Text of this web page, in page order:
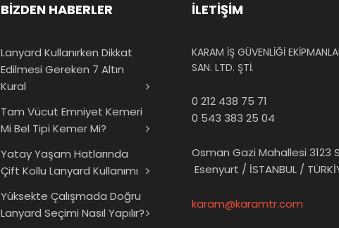
BİZDEN HABERLER
Lanyard Kullanırken Dikkat
Edilmesi Gereken 7 Altın
Kural
Tam Vücut Emniyet Kemeri
Mi Bel Tipi Kemer Mi?
Yatay Yaşam Hatlarında
Çift Kollu Lanyard Kullanımı
Yüksekte Çalışmada Doğru
Lanyard Seçimi Nasıl Yapılır?
İLETİŞİM
KARAM İŞ GÜVENLİĞİ
SAN. LTD. ŞTİ.
0 212 438 75 71
0 543 383 25 04
Osman Gazi Mahallesi 3123
Esenyurt / İSTANBUL /
karam@karamtr.com